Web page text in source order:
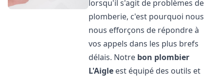
lorsqu'il s'agit de problèmes de
plomberie, c'est pourquoi nous
nous efforçons de répondre à
vos appels dans les plus brefs
délais. Notre bon plombier
L'Aigle est équipé des outils et